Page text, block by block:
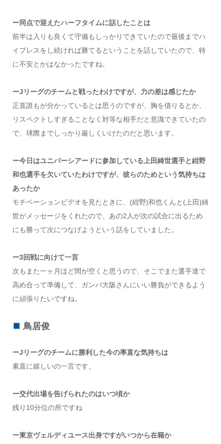
ー同点で迎えたハーフタイムに話したことは
前半は入りも良くて守備もしっかりできていたので最後までハ
イプレスをし続ければ勝てるということを話していたので、特
に不安とかはなかったですね。
ーJリーグのチームと戦ったわけですが、力の差は感じたか
正直誰もが分かっているとは思うのですが、胸を借りるとか、
リスペクトしすぎることなく対等な相手だと意識できていたの
で、球際までしっかり厳しくいけたのだと思います。
ー今日はユニバーシアードに参加している上田綺世選手と紺野
和也選手を欠いていたわけですが、彼らのためという気持ちは
あったか
モチベーションビデオを見たときに、(紺野)和也くんと(上田)綺
世がメッセージをくれたので、あの2人が次の試合に出るため
にも勝って次につなげようという話をしていました。
ー3回戦に向けて一言
次もまた一ヶ月ほど間が空くと思うので、そこでまた選手達で
高め合って準備して、ガンバ大阪さんにいい勝負ができるよう
に頑張りたいですね。
鳥居俊
ーJリーグのチームに勝利した今の率直な気持ちは
素直に嬉しいの一言です。
ー交代出場を告げられたのはいつ頃か
残り10分位の所ですね
ー東京ヴェルディユース出身ですがいつから在籍か